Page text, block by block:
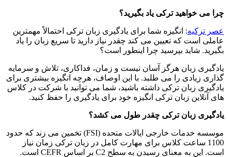
چرا می خواهید ترکی یاد بگیرید؟
عصر ترکیه: انگیزه شما برای یادگیری زبان ترکی احتمالاً مهمترین
عاملی است که تعیین می کند چقدر نیاز دارید تا سریع زبان را یاد
بگیرید. شاید بپرسید چرا اینطور است؟
یادگیری زبان هرگز آسان نیست و زمان، فداکاری، تلاش و سرمایه
گذاری زیادی را می طلبد. با این اوصاف، هرچه انگیزه بیشتری برای
یادگیری زبان ترکی داشته باشید، شما می توانید با شرکت در کلاس
های آنلاین زبان ترکی انگیزه خود برای یادگیری را حفظ کنید.
یادگیری زبان ترکی چقدر طول می کشد؟
موسسه خدمات خارجی ایالات متحده (FSI) تخمین می زند که حدود
1100 ساعت کلاس برای مهارت کامل در زبان ترکی زمان نیاز
است. این به معنای رسیدن به سطح C2 بر اساس CEFR است.